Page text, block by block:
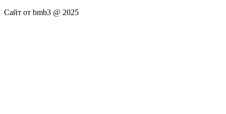
Сайт от bmb3 @ 2025